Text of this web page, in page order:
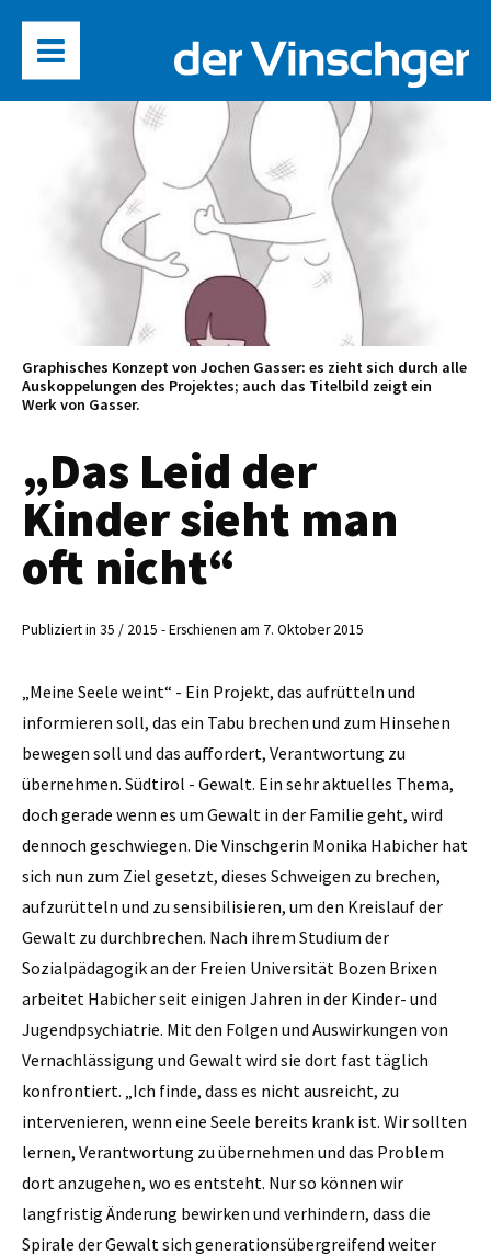
Graphisches Konzept von Jochen Gasser: es zieht sich durch alle
Auskoppelungen des Projektes; auch das Titelbild zeigt ein
Werk von Gasser.
„Das Leid der
Kinder sieht man
oft nicht“
Publiziert in 35 / 2015 - Erschienen am 7. Oktober 2015
„Meine Seele weint“ - Ein Projekt, das aufrütteln und
informieren soll, das ein Tabu brechen und zum Hinsehen
bewegen soll und das auffordert, Verantwortung zu
übernehmen. Südtirol - Gewalt. Ein sehr aktuelles Thema,
doch gerade wenn es um Gewalt in der Familie geht, wird
dennoch geschwiegen. Die Vinschgerin Monika Habicher hat
sich nun zum Ziel gesetzt, dieses Schweigen zu brechen,
aufzu­rütteln und zu sensibilisieren, um den Kreislauf der
Gewalt zu durchbrechen. Nach ihrem Studium der
Sozialpädagogik an der Freien Universität Bozen Brixen
arbeitet Habicher seit einigen Jahren in der Kinder- und
Jugendpsychiatrie. Mit den Folgen und Auswirkungen von
Vernachlässigung und Gewalt wird sie dort fast täglich
konfrontiert. „Ich finde, dass es nicht ausreicht, zu
intervenieren, wenn eine Seele bereits krank ist. Wir sollten
lernen, Verantwortung zu übernehmen und das Problem
dort anzugehen, wo es entsteht. Nur so können wir
langfristig Änderung bewirken und verhindern, dass die
Spirale der Gewalt sich generationsübergreifend weiter